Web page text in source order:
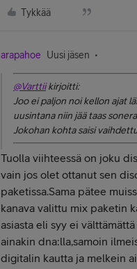
Tykkää
arapahoe Uusi jäsen
@Varttiikirjoitti:
Joo ei paljon noi kellon ajat
uusintana niin jää taas
Jokohan kohta saisi
Tuolla viihteessä on joku
vain jos olet ottanut sen
paketissa.Sama pätee
kanava valittu mix paketin
asiasta eli syy ei
ainakin dna:lla,samoin
digitalin kautta ja melkein